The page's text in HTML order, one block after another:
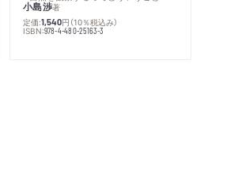
小島渉著
定価:1,540円 （10％税込み）
ISBN:978-4-480-25163-3